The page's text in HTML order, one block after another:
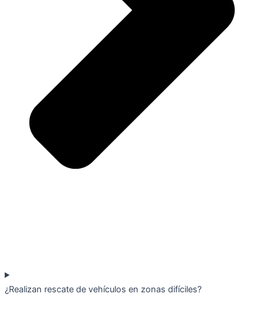
¿Realizan rescate de vehículos en zonas difíciles?